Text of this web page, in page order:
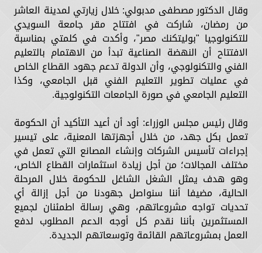
وقال الدكتور مصطفى مدبولي: خلال زيارتي لمدينة العاشر
من رمضان، شاركت في افتتاح مقر جامعة السويدي
للتكنولوجيا "بوليتكنك مصر"، وأكدت في كلمتي بمناسبة
الافتتاح أن النهضة الصناعية تبدأ من الاهتمام بالتعليم
الفني والتكنولوجي، وأن الدولة تدعم جهود القطاع الخاص
في عمليات تطوير التعليم الفني قبل الجامعي، وكذا
التعليم الجامعي في صورة الجامعات التكنولوجية.
وقال رئيس مجلس الوزراء: أود أن أعيد التأكيد أن الحكومة
تعمل بكل جهد، من خلال أجهزتها المعنية، على تيسير
إجراءات تأسيس الشركات وإنشاء المصانع التي تعمل في
مختلف المجالات؛ من أجل زيادة استثمارات القطاع الخاص،
وهو هدف يمثل الشغل الشاغل للحكومة خلال المرحلة
الحالية، مضيفا أننا سنواصل جهودنا من أجل إزالة أي
تحديات تواجه مشروعاتهم، وهي رسالة اطمئنان لجميع
المستثمرين بأننا نقدم كل أوجه الدعم المطلوب لدفع
العمل بمشروعاتهم القائمة وتوسعاتهم الجديدة.